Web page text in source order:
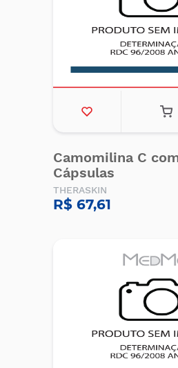
Camomilina C
Cápsulas
THERASKIN
R$ 67,61